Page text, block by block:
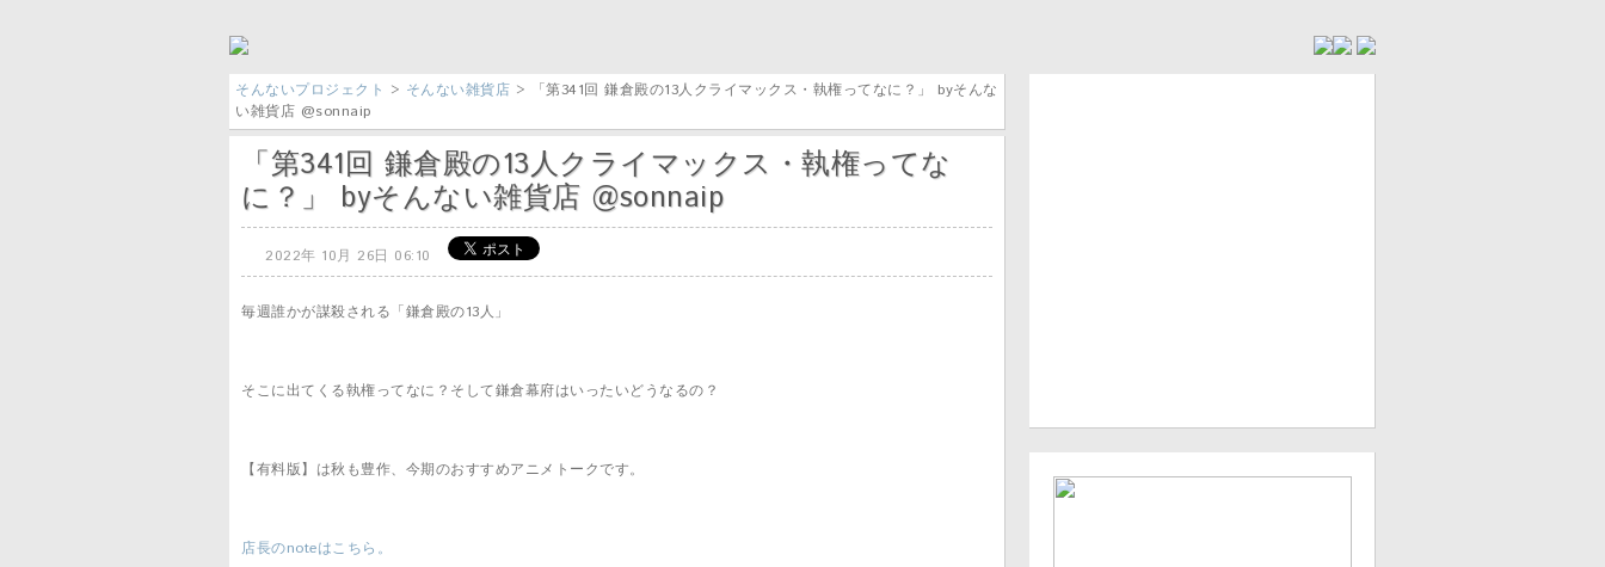
そんないプロジェクト > そんない雑貨店 > 「第341回 鎌倉殿の13人クライマックス・執権ってなに？」 byそんな
い雑貨店 @sonnaip
「第341回 鎌倉殿の13人クライマックス・執権ってな
に？」 byそんない雑貨店 @sonnaip
2022年 10月 26日 06:10
毎週誰かが謀殺される「鎌倉殿の13人」
そこに出てくる執権ってなに？そして鎌倉幕府はいったいどうなるの？
【有料版】は秋も豊作、今期のおすすめアニメトークです。
店長のnoteはこちら。